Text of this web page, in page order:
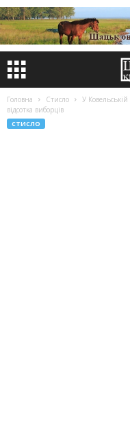
Головна Стисло
У
відсотка виборців
СТИСЛО